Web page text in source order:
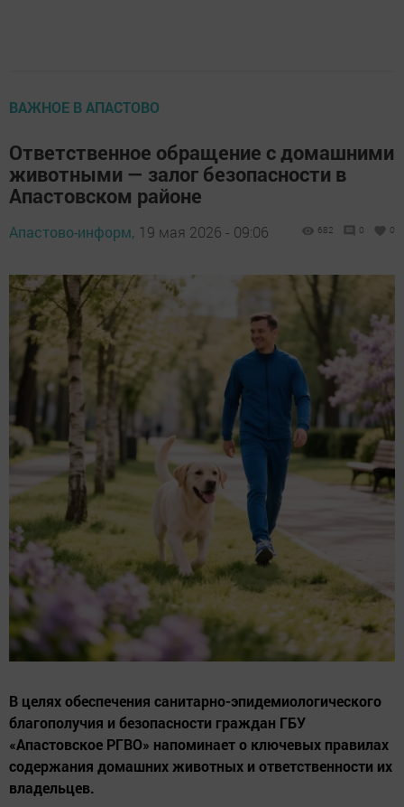
ВАЖНОЕ В АПАСТОВО
Ответственное обращение с домашними
животными — залог безопасности в
Апастовском районе
Апастово-информ, 19 мая 2026 - 09:06 682 0 0
В целях обеспечения санитарно-эпидемиологического
благополучия и безопасности граждан ГБУ
«Апастовское РГВО» напоминает о ключевых правилах
содержания домашних животных и ответственности их
владельцев.